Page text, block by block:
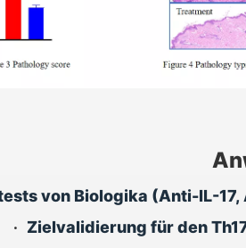
von Biologika (Anti-IL-
• Zielvalidierung für den